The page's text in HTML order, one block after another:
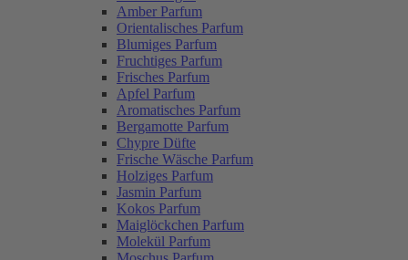
Amber Parfum
Orientalisches Parfum
Blumiges Parfum
Fruchtiges Parfum
Frisches Parfum
Apfel Parfum
Aromatisches Parfum
Bergamotte Parfum
Chypre Düfte
Frische Wäsche Parfum
Holziges Parfum
Jasmin Parfum
Kokos Parfum
Maiglöckchen Parfum
Molekül Parfum